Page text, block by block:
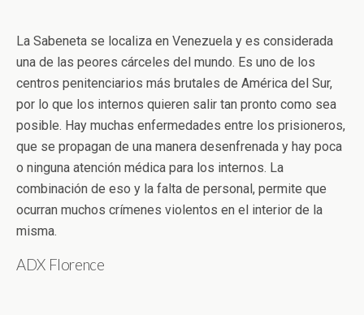
La Sabeneta se localiza en Venezuela y es considerada
una de las peores cárceles del mundo. Es uno de los
centros penitenciarios más brutales de América del Sur,
por lo que los internos quieren salir tan pronto como sea
posible. Hay muchas enfermedades entre los prisioneros,
que se propagan de una manera desenfrenada y hay poca
o ninguna atención médica para los internos. La
combinación de eso y la falta de personal, permite que
ocurran muchos crímenes violentos en el interior de la
misma.
ADX Florence